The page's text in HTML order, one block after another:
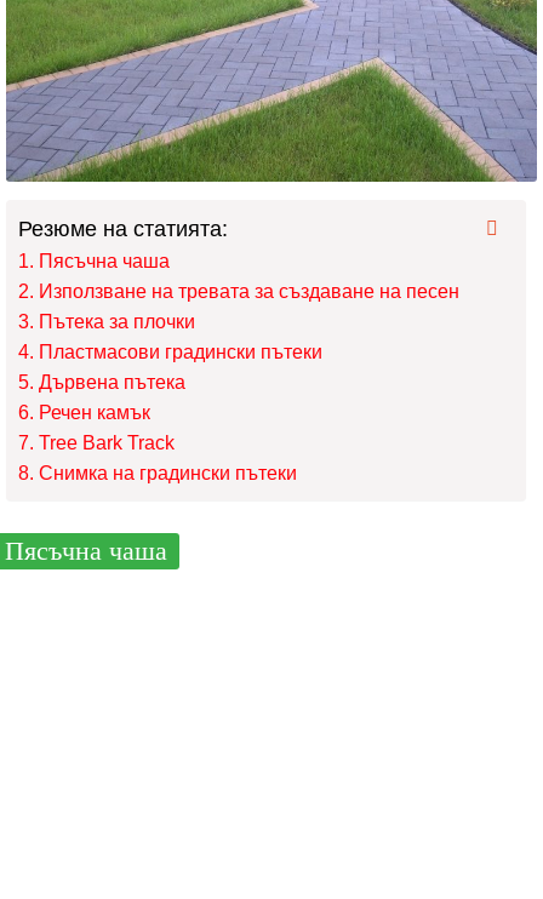
Резюме на статията:
Пясъчна чаша
Използване на тревата за създаване на песен
Пътека за плочки
Пластмасови градински пътеки
Дървена пътека
Речен камък
Tree Bark Track
Снимка на градински пътеки
Пясъчна чаша